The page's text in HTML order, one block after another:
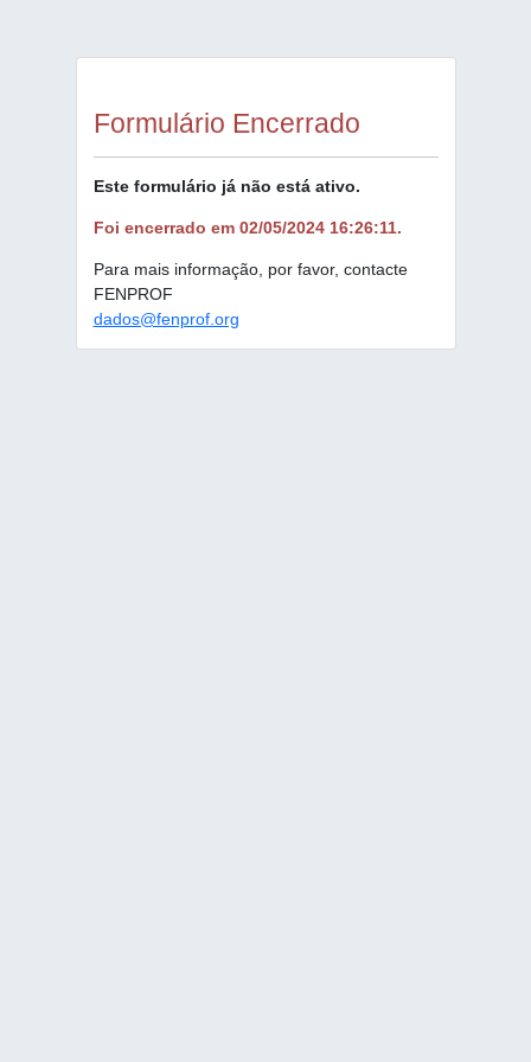
Formulário Encerrado
Este formulário já não está ativo.
Foi encerrado em 02/05/2024 16:26:11.
Para mais informação, por favor, contacte
FENPROF
dados@fenprof.org